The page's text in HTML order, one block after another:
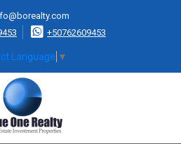
+50762609453
Language ▼